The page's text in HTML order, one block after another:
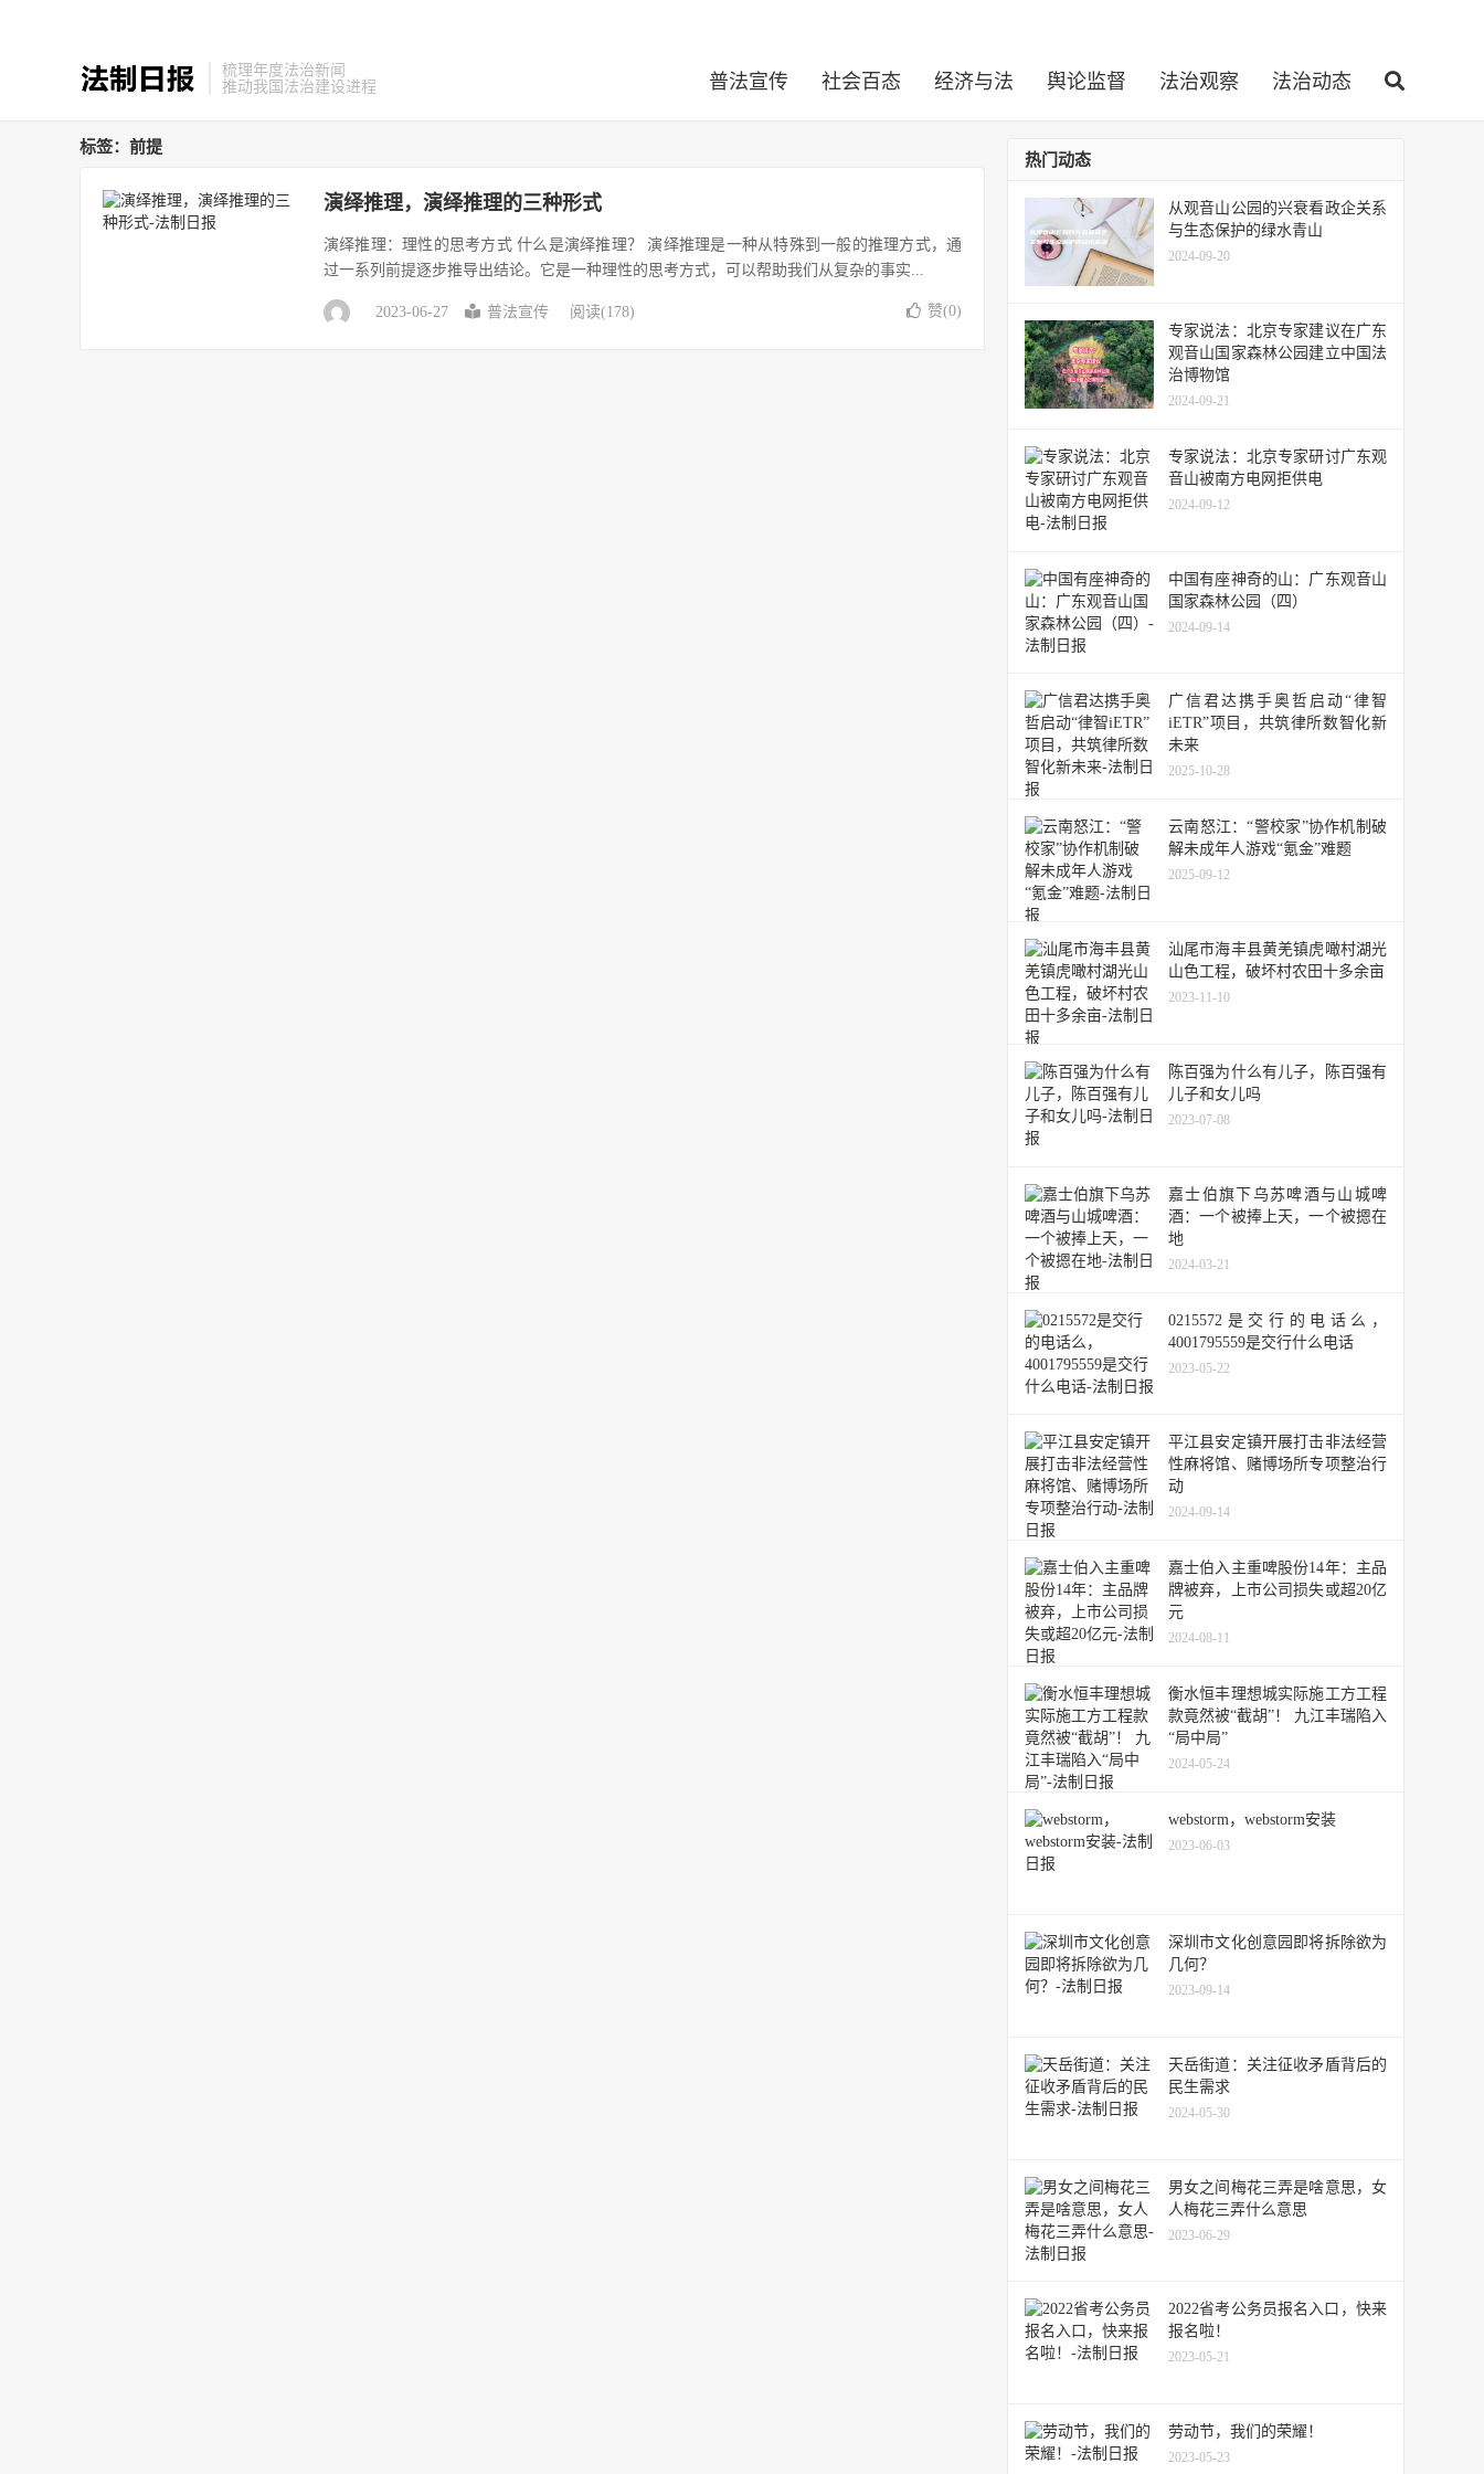
梳理年度法治新闻
推动我国法治建设进程
普法宣传 社会百态 经济与法 舆论监督 法治观察 法治动态
标签：前提
演绎推理，演绎推理的三种形式
演绎推理：理性的思考方式 什么是演绎推理？ 演绎推理是一种从特殊到一般的推理方式，通
过一系列前提逐步推导出结论。它是一种理性的思考方式，可以帮助我们从复杂的事实...
2023-06-27 普法宣传 阅读(178) 赞(0)
热门动态
从观音山公园的兴衰看政企关系
与生态保护的绿水青山
2024-09-20
专家说法：北京专家建议在广东
观音山国家森林公园建立中国法
治博物馆
2024-09-21
专家说法：北京专家研讨广东观
音山被南方电网拒供电
2024-09-12
中国有座神奇的山：广东观音山
国家森林公园（四）
2024-09-14
广信君达携手奥哲启动“律智
iETR”项目，共筑律所数智化新
未来
2025-10-28
云南怒江：“警校家”协作机制破
解未成年人游戏“氪金”难题
2025-09-12
汕尾市海丰县黄羌镇虎噉村湖光
山色工程，破坏村农田十多余亩
2023-11-10
陈百强为什么有儿子，陈百强有
儿子和女儿吗
2023-07-08
嘉士伯旗下乌苏啤酒与山城啤
酒：一个被捧上天，一个被摁在
地
2024-03-21
0215572是交行的电话么，
4001795559是交行什么电话
2023-05-22
平江县安定镇开展打击非法经营
性麻将馆、赌博场所专项整治行
动
2024-09-14
嘉士伯入主重啤股份14年：主品
牌被弃，上市公司损失或超20亿
元
2024-08-11
衡水恒丰理想城实际施工方工程
款竟然被“截胡”！ 九江丰瑞陷入
“局中局”
2024-05-24
webstorm，webstorm安装
2023-06-03
深圳市文化创意园即将拆除欲为
几何？
2023-09-14
天岳街道：关注征收矛盾背后的
民生需求
2024-05-30
男女之间梅花三弄是啥意思，女
人梅花三弄什么意思
2023-06-29
2022省考公务员报名入口，快来
报名啦！
2023-05-21
劳动节，我们的荣耀！
2023-05-23